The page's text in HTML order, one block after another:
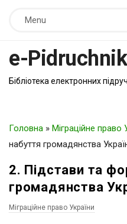
Menu
e-
Бібліотека електронних
Головна » Міграційне право
набуття громадянства
2. Підстави та
громадянства
Міграційне право України